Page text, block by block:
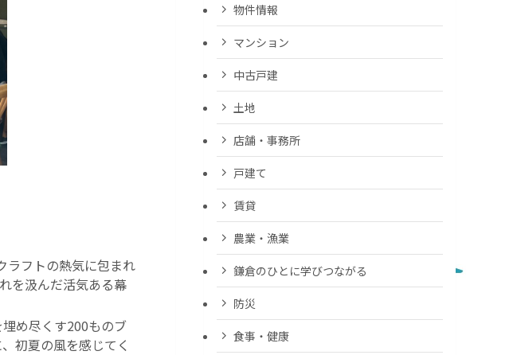
ラフトの熱気に包まれ
を汲んだ活気ある幕
め尽くす200ものブ
初夏の風を感じてく
物件情報
マンション
中古戸建
土地
店舗・事務所
戸建て
賃貸
農業・漁業
鎌倉のひとに学びつながる
防災
食事・健康